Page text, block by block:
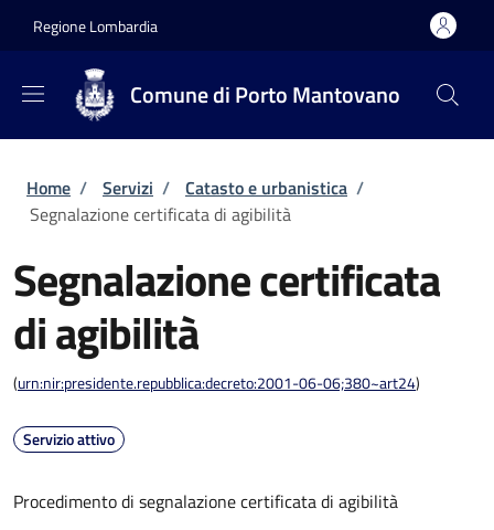
Regione Lombardia
Comune di Porto Mantovano
Briciole di pane
Home / Servizi / Catasto e urbanistica /
Segnalazione certificata di agibilità
Segnalazione certificata
di agibilità
(urn:nir:presidente.repubblica:decreto:2001-06-06;380~art24)
Servizio attivo
Procedimento di segnalazione certificata di agibilità